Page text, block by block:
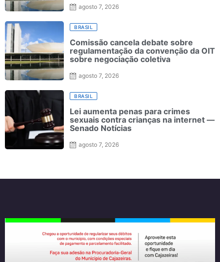
agosto 7, 2026
BRASIL
Comissão cancela debate sobre
regulamentação da convenção da OIT
sobre negociação coletiva
agosto 7, 2026
BRASIL
Lei aumenta penas para crimes
sexuais contra crianças na internet —
Senado Notícias
agosto 7, 2026